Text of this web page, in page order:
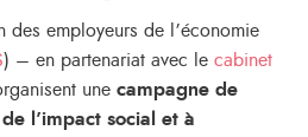
des employeurs de l’économie
) – en partenariat avec le cabinet
une campagne de
l’impact social et à